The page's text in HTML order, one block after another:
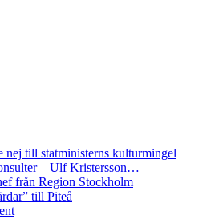
nej till statministerns kulturmingel
– Ulf Kristersson…
från Region Stockholm
till Piteå